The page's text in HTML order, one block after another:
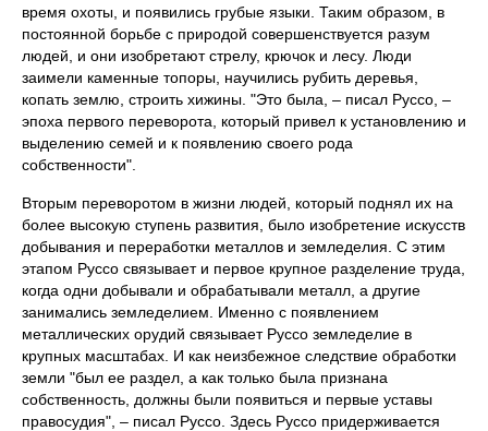
время охоты, и появились грубые языки. Таким образом, в
постоянной борьбе с природой совершенствуется разум
людей, и они изобретают стрелу, крючок и лесу. Люди
заимели каменные топоры, научились рубить деревья,
копать землю, строить хижины. "Это была, – писал Руссо, –
эпоха первого переворота, который привел к установлению и
выделению семей и к появлению своего рода
собственности".
Вторым переворотом в жизни людей, который поднял их на
более высокую ступень развития, было изобретение искусств
добывания и переработки металлов и земледелия. С этим
этапом Руссо связывает и первое крупное разделение труда,
когда одни добывали и обрабатывали металл, а другие
занимались земледелием. Именно с появлением
металлических орудий связывает Руссо земледелие в
крупных масштабах. И как неизбежное следствие обработки
земли "был ее раздел, а как только была признана
собственность, должны были появиться и первые уставы
правосудия", – писал Руссо. Здесь Руссо придерживается